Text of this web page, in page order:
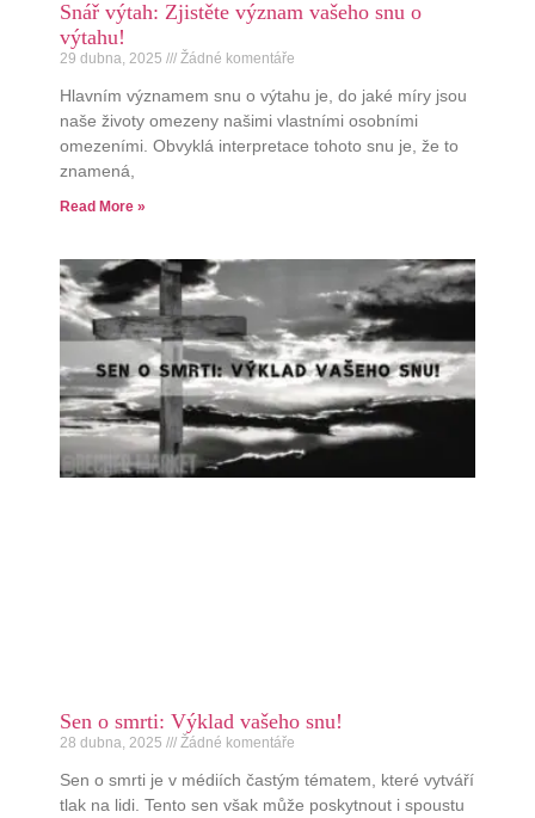
Snář výtah: Zjistěte význam vašeho snu o
výtahu!
29 dubna, 2025 Žádné komentáře
Hlavním významem snu o výtahu je, do jaké míry jsou
naše životy omezeny našimi vlastními osobními
omezeními. Obvyklá interpretace tohoto snu je, že to
znamená,
Read More »
Sen o smrti: Výklad vašeho snu!
28 dubna, 2025 Žádné komentáře
Sen o smrti je v médiích častým tématem, které vytváří
tlak na lidi. Tento sen však může poskytnout i spoustu